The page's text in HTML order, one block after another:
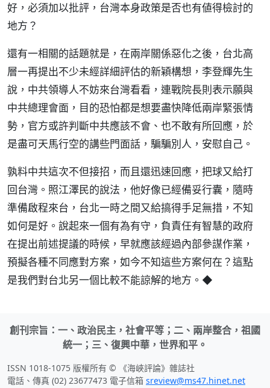
好，必須加以批評，台灣本身政策是否也有値得檢討的
地方？
還有一相關的話題就是，在兩岸關係惡化之後，台北高
層一再提出不少未經詳細評估的新穎構想，李登輝先生
說，中共領導人不妨來台灣看看，連戰院長則表示願與
中共總理會面，目的恐怕都是想要盡快降低兩岸緊張情
勢，官方或許判斷中共應該不會、也不敢有所回應，於
是盡可天馬行空的講些門面話，騙騙別人，安慰自己。
孰料中共這次不但接招，而且還迅速回應，把球又給打
回台灣。照江澤民的說法，他好像已經備妥行囊，隨時
準備啟程來台，台北一時之間又給搞得手足無措，不知
如何是好。說起來一個有為有守，負責任有智慧的政府
在提出前述提議的時候，早就應該經過內部參謀作業，
預擬各種不同應對方案，如今不知這些方案何在？這點
是我們對台北另一個比較不能諒解的地方。◆
創刊宗旨：一、政治民主，社會平等；二、兩岸整合，祖國
統一；三、復興中華，世界和平。
ISSN 1018-1075 版權所有 © 《海峽評論》雜誌社
電話、傳真 (02) 23677473 電子信箱 sreview@ms47.hinet.net